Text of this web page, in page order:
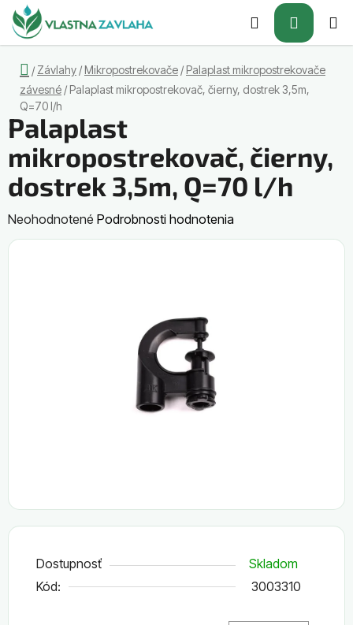
Prejsť
na
obsah
Hľadať
KOŠÍK
Domov
/ Závlahy / Mikropostrekovače / Palaplast mikropostrekovače
závesné / Palaplast mikropostrekovač, čierny, dostrek 3,5m,
Q=70 l/h
Dostupnosť
Skladom
Kód:
3003310
Palaplast
mikropostrekovač, čierny,
dostrek 3,5m, Q=70 l/h
Priemerné
hodnotenie
Neohodnotené Podrobnosti hodnotenia